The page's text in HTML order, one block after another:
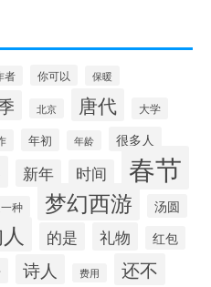
者 你可以 保暖
北京 唐代 大学
年初 年龄 很多人
新年 时间 春节
种 梦幻西游 汤圆
的是 礼物 红包
诗人 费用 还不